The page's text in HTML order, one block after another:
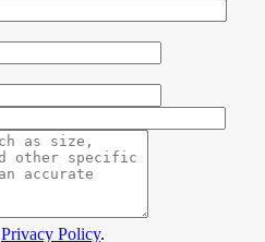
Privacy Policy.